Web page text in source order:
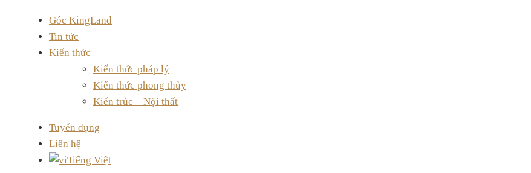
Góc KingLand
Tin tức
Kiến thức
Kiến thức pháp lý
Kiến thức phong thủy
Kiến trúc – Nội thất
Tuyển dụng
Liên hệ
Tiếng Việt